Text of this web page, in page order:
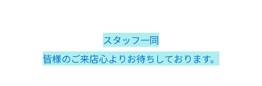
スタッフ一同
皆様のご来店心よりお待ちしております。